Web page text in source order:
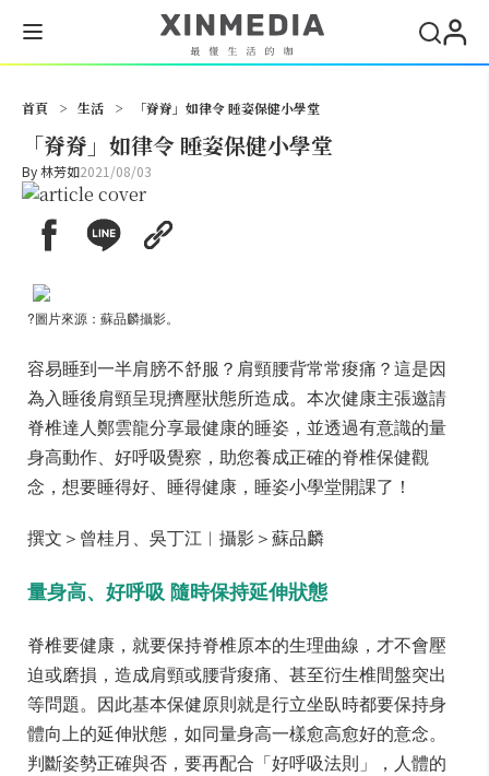
首頁 > 生活 > 「脊脊」如律令 睡姿保健小學堂
「脊脊」如律令 睡姿保健小學堂
By林芳如2021/08/03
?圖片來源：蘇品麟攝影。
容易睡到一半肩膀不舒服？肩頸腰背常常痠痛？這是因
為入睡後肩頸呈現擠壓狀態所造成。本次健康主張邀請
脊椎達人鄭雲龍分享最健康的睡姿，並透過有意識的量
身高動作、好呼吸覺察，助您養成正確的脊椎保健觀
念，想要睡得好、睡得健康，睡姿小學堂開課了！
撰文＞曾桂月、吳丁江︱攝影＞蘇品麟
量身高、好呼吸 隨時保持延伸狀態
脊椎要健康，就要保持脊椎原本的生理曲線，才不會壓
迫或磨損，造成肩頸或腰背痠痛、甚至衍生椎間盤突出
等問題。因此基本保健原則就是行立坐臥時都要保持身
體向上的延伸狀態，如同量身高一樣愈高愈好的意念。
判斷姿勢正確與否，要再配合「好呼吸法則」，人體的